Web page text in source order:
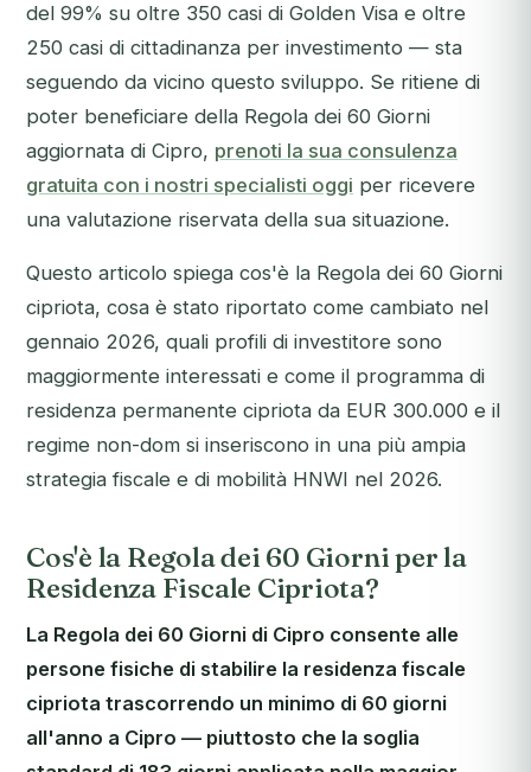
del 99% su oltre 350 casi di Golden Visa e oltre
250 casi di cittadinanza per investimento — sta
seguendo da vicino questo sviluppo. Se ritiene di
poter beneficiare della Regola dei 60 Giorni
aggiornata di Cipro, prenoti la sua consulenza
gratuita con i nostri specialisti oggi per ricevere
una valutazione riservata della sua situazione.
Questo articolo spiega cos'è la Regola dei 60 Giorni
cipriota, cosa è stato riportato come cambiato nel
gennaio 2026, quali profili di investitore sono
maggiormente interessati e come il programma di
residenza permanente cipriota da EUR 300.000 e il
regime non-dom si inseriscono in una più ampia
strategia fiscale e di mobilità HNWI nel 2026.
Cos'è la Regola dei 60 Giorni per la
Residenza Fiscale Cipriota?
La Regola dei 60 Giorni di Cipro consente alle
persone fisiche di stabilire la residenza fiscale
cipriota trascorrendo un minimo di 60 giorni
all'anno a Cipro — piuttosto che la soglia